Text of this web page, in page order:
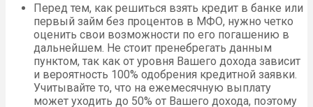
Перед тем, как решиться взять кредит в банке или
первый займ без процентов в МФО, нужно четко
оценить свои возможности по его погашению в
дальнейшем. Не стоит пренебрегать данным
пунктом, так как от уровня Вашего дохода зависит
и вероятность 100% одобрения кредитной заявки.
Учитывайте то, что на ежемесячную выплату
может уходить до 50% от Вашего дохода, поэтому